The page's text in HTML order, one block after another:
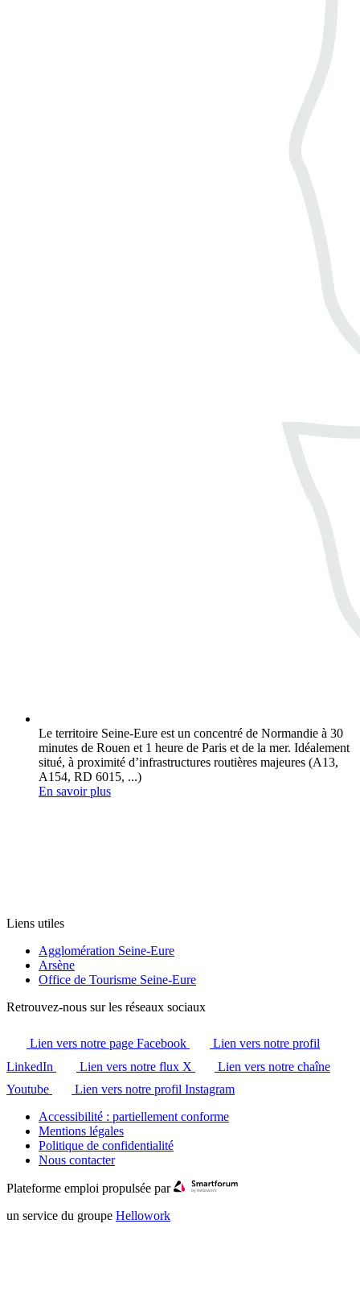
Le territoire Seine-Eure est un concentré de Normandie à 30
minutes de Rouen et 1 heure de Paris et de la mer. Idéalement
situé, à proximité d’infrastructures routières majeures (A13,
A154, RD 6015, ...)
En savoir plus
Liens utiles
Agglomération Seine-Eure
Arsène
Office de Tourisme Seine-Eure
Retrouvez-nous sur les réseaux sociaux
Lien vers notre page Facebook
Lien vers notre profil
LinkedIn
Lien vers notre flux X
Lien vers notre chaîne
Youtube
Lien vers notre profil Instagram
Accessibilité : partiellement conforme
Mentions légales
Politique de confidentialité
Nous contacter
Plateforme emploi propulsée par
un service du groupe Hellowork